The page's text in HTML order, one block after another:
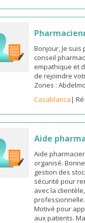
Bonjour, Je
conseil
empathique et
de rejoindre
Zones :
Casablanca|
Aide
Aide
organisé.
gestion des
sécurité pour
avec la
Motivé pour
aux patients.